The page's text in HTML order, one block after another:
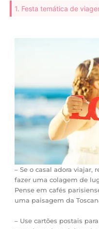
1. Festa temática de
– Se o casal adora viajar,
fazer uma colagem de
Pense em cafés
uma paisagem da
– Use cartões postais